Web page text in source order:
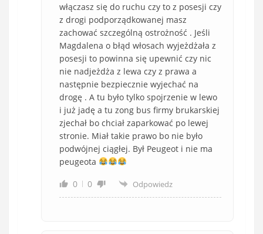
włączasz się do ruchu czy to z posesji czy
z drogi podporządkowanej masz
zachować szczególną ostrożność . Jeśli
Magdalena o błąd włosach wyjeżdżała z
posesji to powinna się upewnić czy nic
nie nadjeżdża z lewa czy z prawa a
następnie bezpiecznie wyjechać na
drogę . A tu było tylko spojrzenie w lewo
i już jadę a tu zong bus firmy brukarskiej
zjechał bo chciał zaparkować po lewej
stronie. Miał takie prawo bo nie było
podwójnej ciągłej. Był Peugeot i nie ma
peugeota
0
0 Odpowiedz